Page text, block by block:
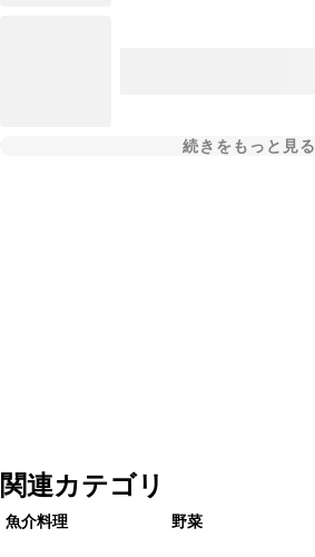
続きをもっと見る
関連カテゴリ
魚介料理 野菜